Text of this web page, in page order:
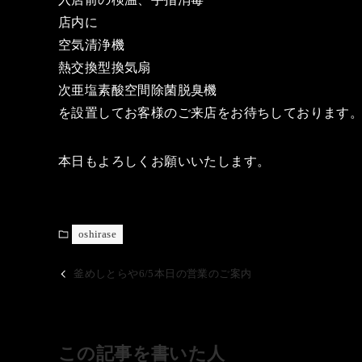
店内に
空気清浄機
熱交換型換気扇
次亜塩素酸空間除菌脱臭機
を設置してお客様のご来店をお待ちしております。
本日もよろしくお願いいたします。
oshirase
釜めしとらや6/5本日の営業のご案内
この記事を書いた人